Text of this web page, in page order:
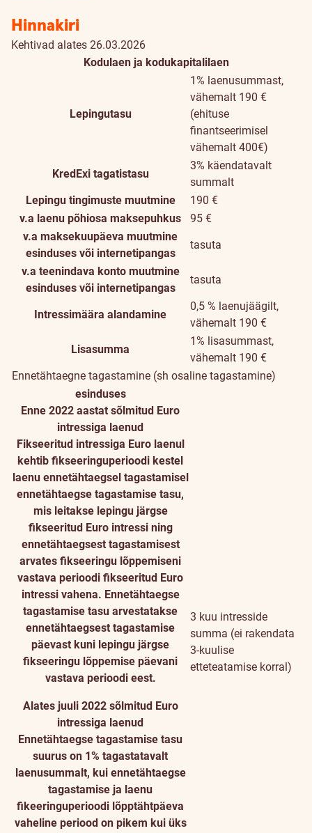
Hinnakiri
Kehtivad alates 26.03.2026
Kodulaen ja kodukapitalilaen
Lepingutasu
1% laenusummast,
vähemalt 190 €
(ehituse
finantseerimisel
vähemalt 400€)
KredExi tagatistasu
3% käendatavalt
summalt
Lepingu tingimuste muutmine
190 €
v.a laenu põhiosa maksepuhkus
95 €
v.a maksekuupäeva muutmine
esinduses või internetipangas
tasuta
v.a teenindava konto muutmine
esinduses või internetipangas
tasuta
Intressimäära alandamine
0,5 % laenujäägilt,
vähemalt 190 €
Lisasumma
1% lisasummast,
vähemalt 190 €
Ennetähtaegne tagastamine (sh osaline tagastamine)
esinduses
Enne 2022 aastat sõlmitud Euro
intressiga laenud
Fikseeritud intressiga Euro laenul
kehtib fikseeringuperioodi kestel
laenu ennetähtaegsel tagastamisel
ennetähtaegse tagastamise tasu,
mis leitakse lepingu järgse
fikseeritud Euro intressi ning
ennetähtaegsest tagastamisest
arvates fikseeringu lõppemiseni
vastava perioodi fikseeritud Euro
intressi vahena. Ennetähtaegse
tagastamise tasu arvestatakse
ennetähtaegsest tagastamise
päevast kuni lepingu järgse
fikseeringu lõppemise päevani
vastava perioodi eest.
Alates juuli 2022 sõlmitud Euro
intressiga laenud
Ennetähtaegse tagastamise tasu
suurus on 1% tagastatavalt
laenusummalt, kui ennetähtaegse
tagastamise ja laenu
fikeeringuperioodi lõpptähtpäeva
vaheline periood on pikem kui üks
3 kuu intresside
summa (ei rakendata
3-kuulise
etteteatamise korral)